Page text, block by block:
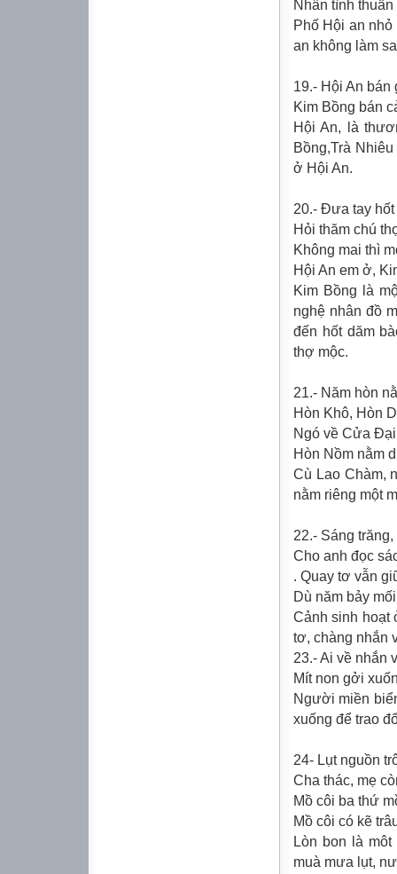
Nhân tình
Phố Hội an
an không làm
19.- Hội An bán
Kim Bồng bán
Hội An, là
Bồng,Trà
ở Hội An.
20.- Ðưa tay
Hỏi thăm chú
Không mai thì
Hội An em ở,
Kim Bồng là
nghệ nhân đồ
đến hốt dăm
thợ mộc.
21.- Năm hòn
Hòn Khô, Hòn
Ngó về Cửa
Hòn Nồm nằm
Cù Lao Chàm,
nằm riêng một
22.- Sáng
Cho anh đọc
. Quay tơ vẫn
Dù năm bảy
Cảnh sinh hoạt
tơ, chàng nhắn
23.- Ai về nhắn
Mít non gởi
Người miền
xuống để trao
24- Lụt nguồn
Cha thác, mẹ
Mồ côi ba thứ
Mồ côi có kẽ
Lòn bon là
muà mưa lụt,